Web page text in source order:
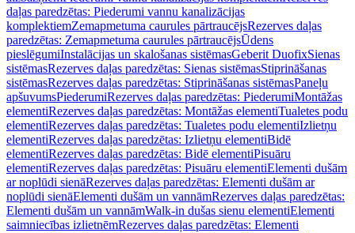
daļas paredzētas: Piederumi vannu kanalizācijas
komplektiemZemapmetuma caurules pārtraucējsRezerves daļas
paredzētas: Zemapmetuma caurules pārtraucējsŪdens
pieslēgumiInstalācijas un skalošanas sistēmasGeberit DuofixSienas
sistēmasRezerves daļas paredzētas: Sienas sistēmasStiprināšanas
sistēmasRezerves daļas paredzētas: Stiprināšanas sistēmasPaneļu
apšuvumsPiederumiRezerves daļas paredzētas: PiederumiMontāžas
elementiRezerves daļas paredzētas: Montāžas elementiTualetes podu
elementiRezerves daļas paredzētas: Tualetes podu elementiIzlietņu
elementiRezerves daļas paredzētas: Izlietņu elementiBidē
elementiRezerves daļas paredzētas: Bidē elementiPisuāru
elementiRezerves daļas paredzētas: Pisuāru elementiElementi dušām
ar noplūdi sienāRezerves daļas paredzētas: Elementi dušām ar
noplūdi sienāElementi dušām un vannāmRezerves daļas paredzētas:
Elementi dušām un vannāmWalk-in dušas sienu elementiElementi
saimniecības izlietnēmRezerves daļas paredzētas: Elementi